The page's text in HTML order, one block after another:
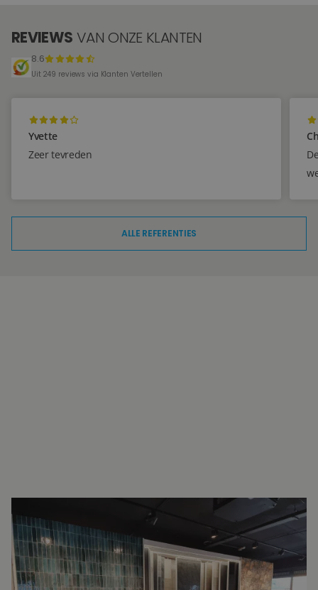
Tegelviewer
Reviews
REVIEWS VAN ONZE KLANTEN
8.6
Uit 249 reviews via Klanten Vertellen
Yvette
Zeer tevreden
ALLE REFERENTIES
INTERESSE? NEEM VOOR MEER INFORMATIE
CONTACT OP.
Ron Vellekoop
Directeur